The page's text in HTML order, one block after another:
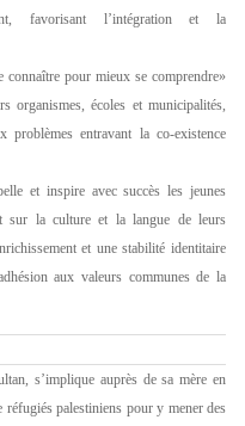
favorisant l’intégration et la
connaître pour mieux se comprendre»
organismes, écoles et municipalités,
entravant la co-existence
et inspire avec succès les jeunes
sur la culture et la langue de leurs
et une stabilité identitaire
aux valeurs communes de la
s’implique auprès de sa mère en
réfugiés palestiniens pour y mener des